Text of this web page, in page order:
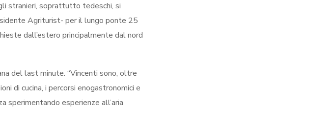
stranieri, soprattutto tedeschi, si
Agriturist- per il lungo ponte 25
dall’estero principalmente dal nord
del last minute. “Vincenti sono, oltre
di cucina, i percorsi enogastronomici e
sperimentando esperienze all’aria